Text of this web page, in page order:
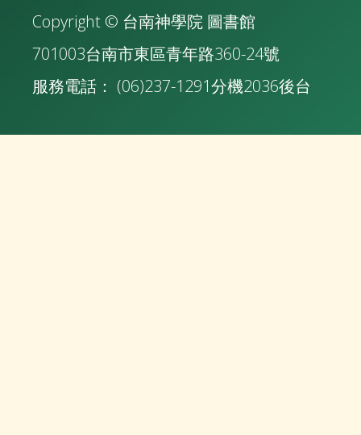
Copyright © 台南神學院 圖書館
701003台南市東區青年路360-24號
服務電話： (06)237-1291分機2036後台